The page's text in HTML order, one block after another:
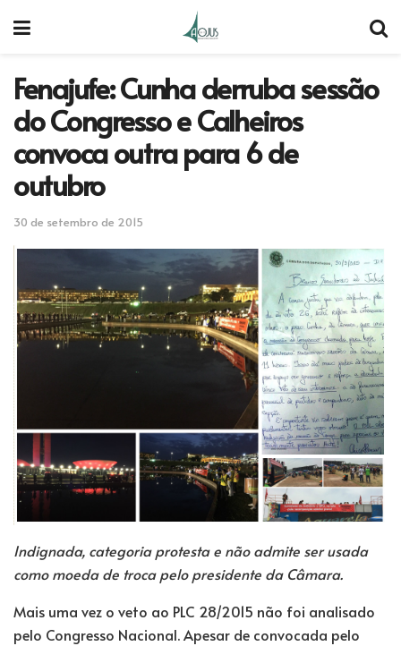
Fenajufe: Cunha derruba sessão
do Congresso e Calheiros
convoca outra para 6 de
outubro
30 de setembro de 2015
Indignada, categoria protesta e não admite ser usada
como moeda de troca pelo presidente da Câmara.
Mais uma vez o veto ao PLC 28/2015 não foi analisado
pelo Congresso Nacional. Apesar de convocada pelo